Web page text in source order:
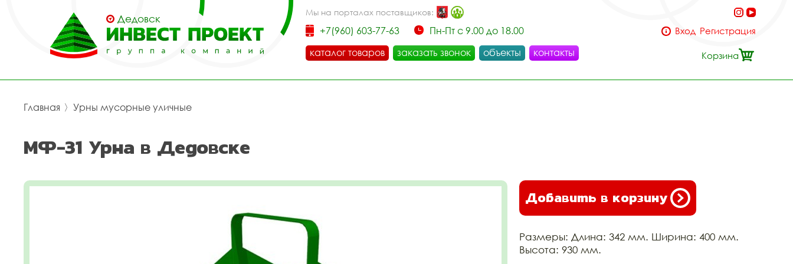
Дедовск
Мы на порталах поставщиков:
+7(960) 603-77-63
Пн-Пт с 9.00 до 18.00
каталог товаров
заказать звонок объекты контакты
Вход Регистрация
Корзина
Главная 〉 Урны мусорные уличные
МФ-31 Урна в Дедовске
Добавить в корзину
Размеры: Длина: 342 мм. Ширина: 400 мм.
Высота: 930 мм.